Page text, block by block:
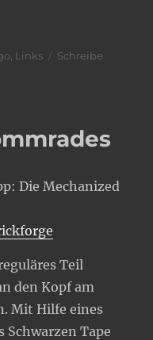
Links
Schreibe
Die Mechanized
Teil
den Kopf am
Mit Hilfe eines
Schwarzen Tape